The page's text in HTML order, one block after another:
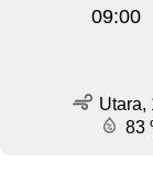
09:00
Utara,
83